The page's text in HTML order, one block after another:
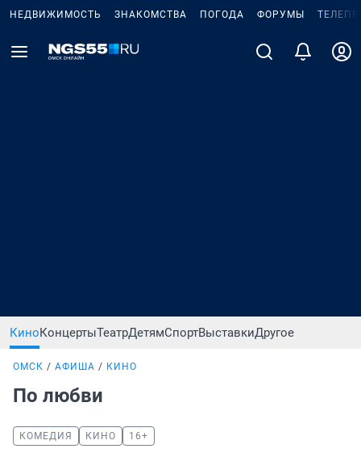
НЕДВИЖИМОСТЬ ЗНАКОМСТВА ПОГОДА ФОРУМЫ
КиноКонцертыТеатрДетямСпортВыставкиДругое
ОМСК АФИША КИНО
По любви
КОМЕДИЯ КИНО 16+